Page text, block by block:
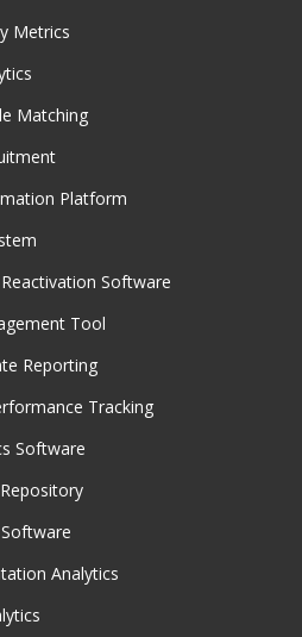
Metrics
Matching
Platform
Software
Tool
Reporting
Tracking
Software
Analytics